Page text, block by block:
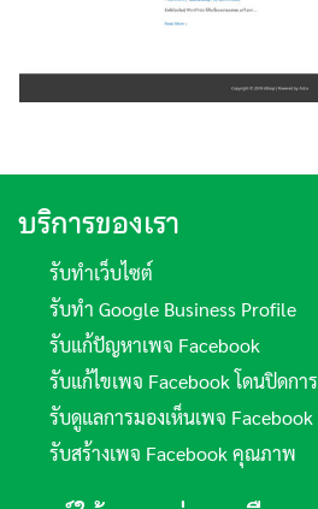
บริการของเรา
รับทำเว็บไซต์
รับทำ Google Business Profile
รับแก้ปัญหาเพจ Facebook
รับแก้ไขเพจ Facebook โดนปิดกา
รับดูแลการมองเห็นเพจ Facebook
รับสร้างเพจ Facebook คุณภาพ